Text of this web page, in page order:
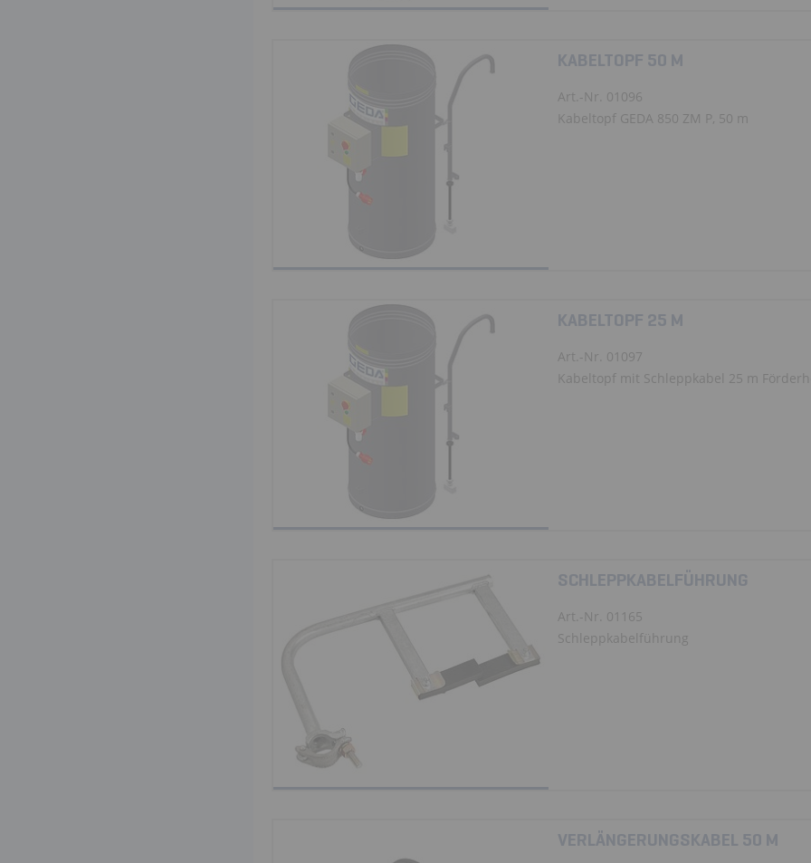
KABELTOPF 50 M
Art.-Nr. 01096
Kabeltopf GEDA 850 ZM P, 50 m
KABELTOPF 25 M
Art.-Nr. 01097
Kabeltopf mit Schleppkabel 25 m
SCHLEPPKABELFÜHRUNG
Art.-Nr. 01165
Schleppkabelführung
VERLÄNGERUNGSKABEL 50 M